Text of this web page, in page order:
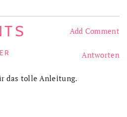
Add Comment
das tolle Anleitung.
Antworten